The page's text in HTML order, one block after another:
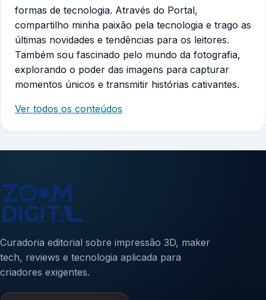
formas de tecnologia. Através do Portal,
compartilho minha paixão pela tecnologia e trago as
últimas novidades e tendências para os leitores.
Também sou fascinado pelo mundo da fotografia,
explorando o poder das imagens para capturar
momentos únicos e transmitir histórias cativantes.
Ver todos os conteúdos
Curadoria editorial sobre impressão 3D, maker
tech, reviews e tecnologia aplicada para
criadores exigentes.